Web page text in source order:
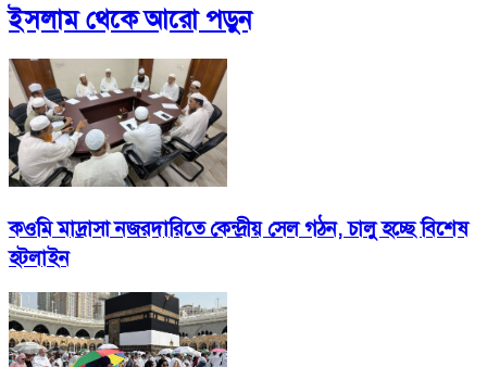
ইসলামথেকে আরো পড়ুন
কওমি মাদ্রাসা নজরদারিতে কেন্দ্রীয় সেল গঠন, চালু হচ্ছে বিশেষ
হটলাইন